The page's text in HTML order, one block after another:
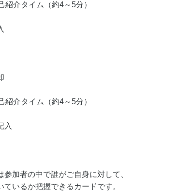
紹介タイム（約4～5分）
紹介タイム（約4～5分）
入
加者の中で誰がご自身に対して、
いるか把握できるカードです。